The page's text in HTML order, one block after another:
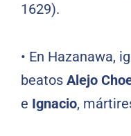
1629).
• En Hazanawa,
beatos Alejo
e Ignacio,